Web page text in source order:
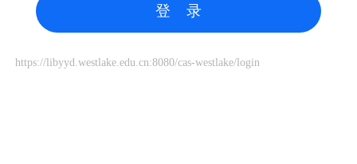
登 录
https://libyyd.westlake.edu.cn:8080/cas-westlake/login